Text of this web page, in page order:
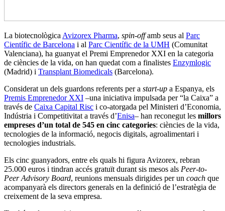
La biotecnològicaAvizorex Pharma, spin-offamb seus al Parc
Científic de Barcelona i al Parc Científic de la UMH (Comunitat
Valenciana), ha guanyat el Premi Emprenedor XXI en la categoria
de ciències de la vida, on han quedat com a finalistes Enzymlogic
(Madrid) i Transplant Biomedicals (Barcelona).
Considerat un dels guardons referents per a start-up a Espanya, els
Premis Emprenedor XXI –una iniciativa impulsada per “la Caixa” a
través de Caixa Capital Risc i co-atorgada pel Ministeri d’Economia,
Indústria i Competitivitat a través d’Enisa– han reconegut les millors
empreses d’un total de 545 en cinc categories: ciències de la vida,
tecnologies de la informació, negocis digitals, agroalimentari i
tecnologies industrials.
Els cinc guanyadors, entre els quals hi figura Avizorex, rebran
25.000 euros i tindran accés gratuït durant sis mesos als Peer-to-
Peer Advisory Board, reunions mensuals dirigides per un coach que
acompanyarà els directors generals en la definició de l’estratègia de
creixement de la seva empresa.